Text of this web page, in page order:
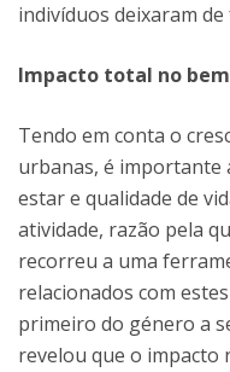
indivíduos deixaram de
Impacto total no
Tendo em conta o
urbanas, é importante
estar e qualidade de
atividade, razão pela
recorreu a uma
relacionados com
primeiro do género a
revelou que o impacto